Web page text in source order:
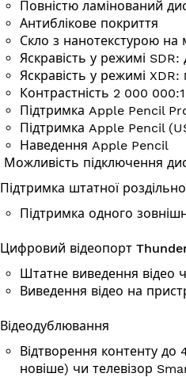
Повністю ламінований
Антиблікове покриття
Скло з нанотекстурою на
Яскравість у режимі
Яскравість у режимі
Контрастність 2 000 000:1
Підтримка Apple Pencil
Підтримка Apple Pencil
Наведення Apple Pencil
Можливість підключення
Підтримка штатної
Підтримка одного
Цифровий відеопорт
Штатне виведення відео
Виведення відео на
Відеодублювання
Відтворення контенту
новіше) чи телевізор